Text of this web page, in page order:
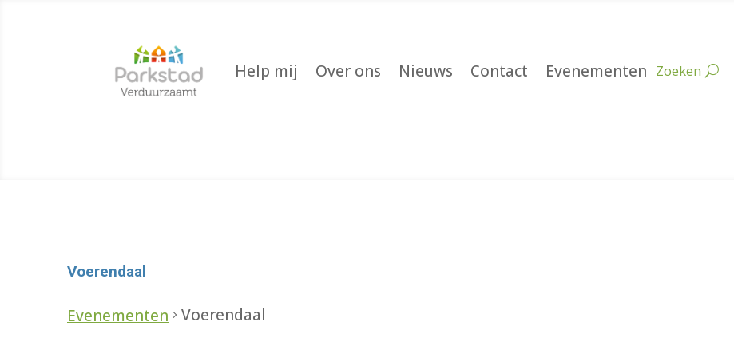
Help mij Over ons Nieuws Contact Evenementen
Voerendaal
Evenementen Voerendaal